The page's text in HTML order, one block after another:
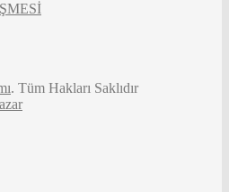
. Tüm Hakları Saklıdır